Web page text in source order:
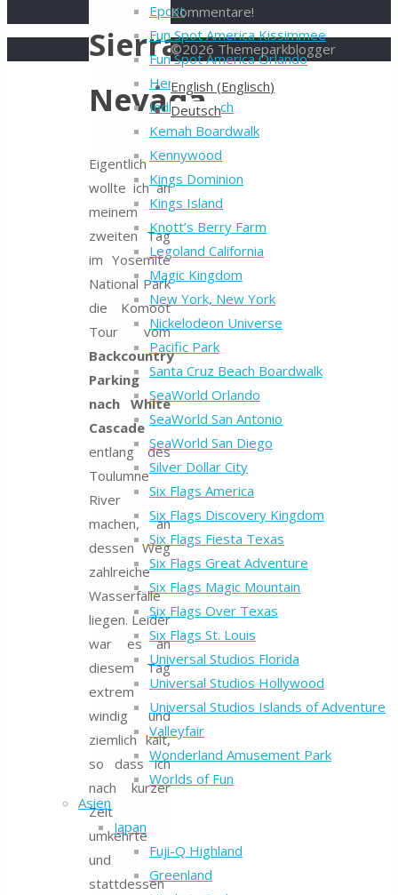
Epcot
Fun Spot America Kissimmee
Fun Spot America Orlando
Hersheypark
Indiana Beach
Kemah Boardwalk
Kennywood
Kings Dominion
Kings Island
Knott’s Berry Farm
Legoland California
Magic Kingdom
New York, New York
Nickelodeon Universe
Pacific Park
Santa Cruz Beach Boardwalk
SeaWorld Orlando
SeaWorld San Antonio
SeaWorld San Diego
Silver Dollar City
Six Flags America
Six Flags Discovery Kingdom
Six Flags Fiesta Texas
Six Flags Great Adventure
Six Flags Magic Mountain
Six Flags Over Texas
Six Flags St. Louis
Universal Studios Florida
Universal Studios Hollywood
Universal Studios Islands of Adventure
Valleyfair
Wonderland Amusement Park
Worlds of Fun
Asien
Japan
Fuji-Q Highland
Greenland
Sierra
Nevada
Eigentlich
wollte ich an
meinem
zweiten Tag
im Yosemite
National Park
die Komoot
Tour vom
Backcountry
Parking
nach White
Cascade
entlang des
Toulumne
River
machen, an
dessen Weg
zahlreiche
Wasserfälle
liegen. Leider
war es an
diesem Tag
extrem
windig und
ziemlich kalt,
so dass ich
nach kurzer
Zeit
umkehrte
und
stattdessen
Kommentare!
©2026 Themeparkblogger
Back
to
Top
English (Englisch)
Deutsch